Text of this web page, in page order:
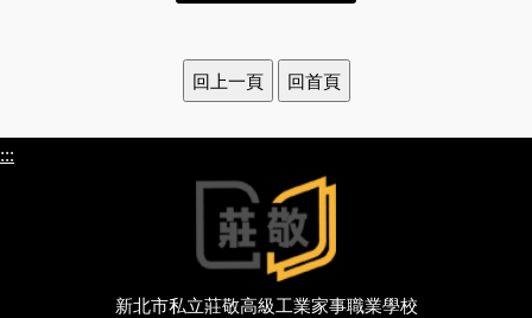
:::
新北市私立莊敬高級工業家事職業學校